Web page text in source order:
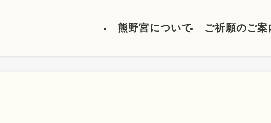
熊野宮について ご祈願のご案